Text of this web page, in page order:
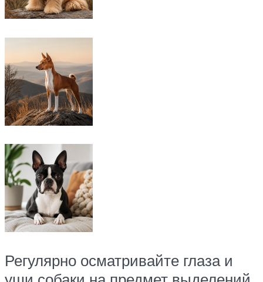
Регулярно осматривайте глаза и